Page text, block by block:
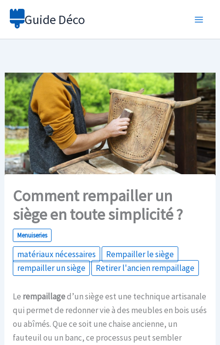
Aller
Guide Déco
Comment rempailler un
siège en toute simplicité ?
Menuiseries
matériaux nécessaires
Rempailler le siège
rempailler un siège
Retirer l'ancien rempaillage
Le rempaillaged’un siège est une technique artisanale
qui permet de redonner vie à des meubles en bois usés
ou abîmés. Que ce soit une chaise ancienne, un
fauteuil ou un banc, ce processus peut sembler